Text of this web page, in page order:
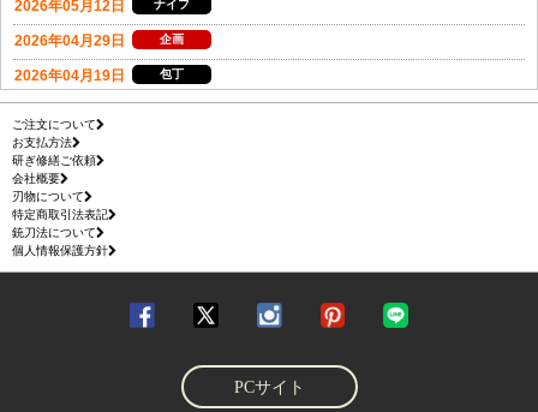
ご注文について
お支払方法
研ぎ修繕ご依頼
会社概要
刃物について
特定商取引法表記
銃刀法について
個人情報保護方針
PCサイト